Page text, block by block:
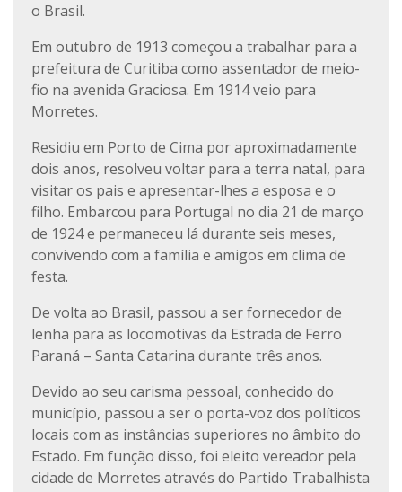
o Brasil.
Em outubro de 1913 começou a trabalhar para a
prefeitura de Curitiba como assentador de meio-
fio na avenida Graciosa. Em 1914 veio para
Morretes.
Residiu em Porto de Cima por aproximadamente
dois anos, resolveu voltar para a terra natal, para
visitar os pais e apresentar-lhes a esposa e o
filho. Embarcou para Portugal no dia 21 de março
de 1924 e permaneceu lá durante seis meses,
convivendo com a família e amigos em clima de
festa.
De volta ao Brasil, passou a ser fornecedor de
lenha para as locomotivas da Estrada de Ferro
Paraná – Santa Catarina durante três anos.
Devido ao seu carisma pessoal, conhecido do
município, passou a ser o porta-voz dos políticos
locais com as instâncias superiores no âmbito do
Estado. Em função disso, foi eleito vereador pela
cidade de Morretes através do Partido Trabalhista